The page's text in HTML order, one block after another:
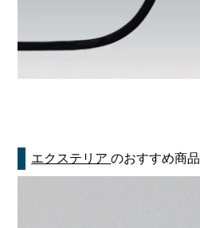
エクステリアのおすすめ商品